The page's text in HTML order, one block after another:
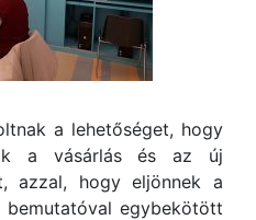
a lehetőséget, hogy
a vásárlás és az új
azzal, hogy eljönnek a
egybekötött